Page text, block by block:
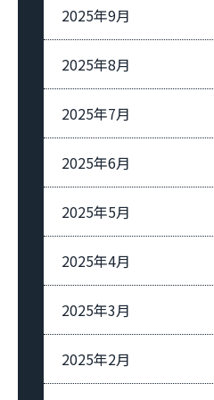
2025年9月
2025年8月
2025年7月
2025年6月
2025年5月
2025年4月
2025年3月
2025年2月